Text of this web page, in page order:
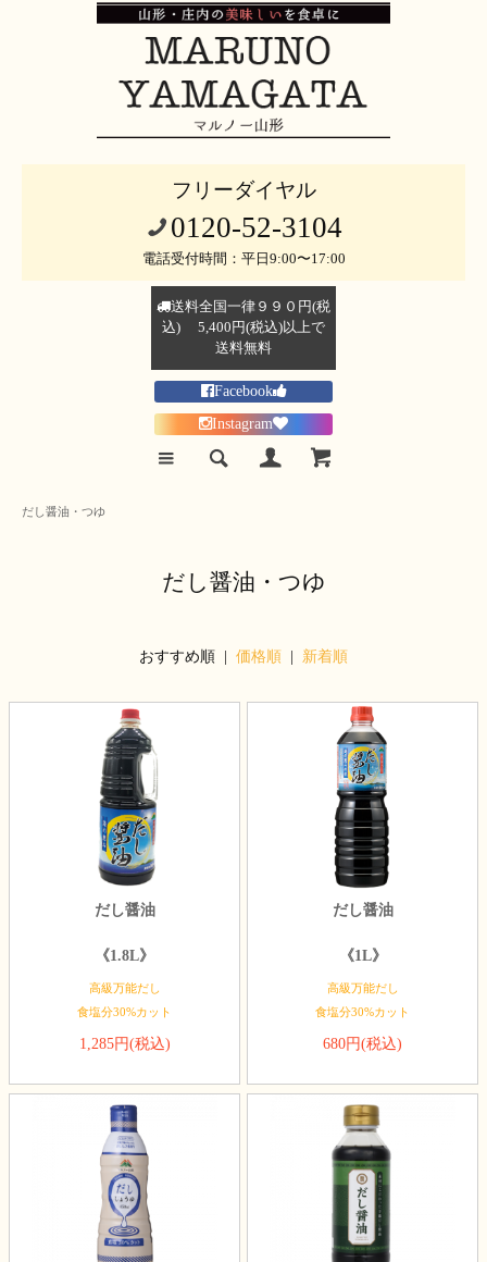
フリーダイヤル
0120-52-3104
電話受付時間：平日9:00〜17:00
送料全国一律９９０円(税
込) 5,400円(税込)以上で
送料無料
Facebook
Instagram
だし醤油・つゆ
だし醤油・つゆ
おすすめ順 | 価格順 新着順
だし醤油
《1.8L》
高級万能だし
食塩分30%カット
1,285円(税込)
だし醤油
《1L》
高級万能だし
食塩分30%カット
680円(税込)